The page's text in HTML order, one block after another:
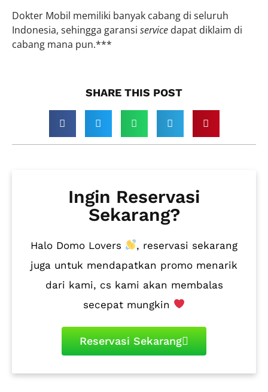
Dokter Mobil memiliki banyak cabang di seluruh
Indonesia, sehingga garansi service dapat diklaim di
cabang mana pun.***
SHARE THIS POST​
Ingin Reservasi
Sekarang?
Halo Domo Lovers
, reservasi sekarang
juga untuk mendapatkan promo menarik
dari kami, cs kami akan membalas
secepat mungkin
Reservasi Sekarang